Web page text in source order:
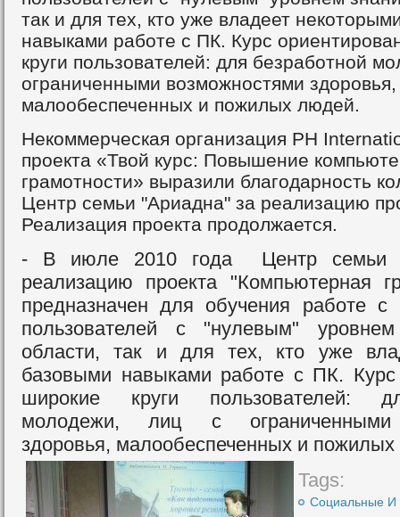
так и для тех, кто уже владеет
навыками работе с ПК. Курс
круги пользователей: для безработной
ограниченными возможностями здоровья,
малообеспеченных и пожилых людей.
Некоммерческая организация РН
проекта «Твой курс: Повышение
грамотности» выразили благодарность
Центр семьи "Ариадна" за реализацию
Реализация проекта продолжается.
- В июле 2010 года Центр семьи
реализацию проекта "Компьютерная
предназначен для обучения работе с
пользователей с "нулевым"
области, так и для тех, кто уже
базовыми навыками работе с ПК. Курс
широкие круги пользователей:
молодежи, лиц с ограниченными
здоровья, малообеспеченных и
Tags:
Социальные И